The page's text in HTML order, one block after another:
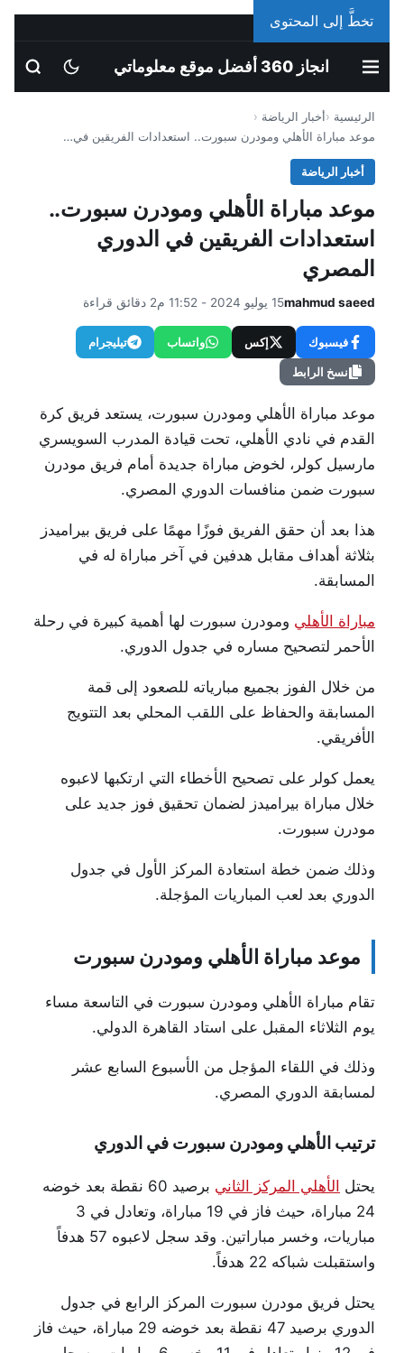
تخطَّ إلى المحتوى
الأحد، 9 أغسطس 2026
انجاز 360 أفضل موقع معلوماتي
الرئيسية
أخبار الرياضة
موعد مباراة الأهلي ومودرن سبورت.. استعدادات الفريقين في…
أخبار الرياضة
موعد مباراة الأهلي ومودرن سبورت..
استعدادات الفريقين في الدوري
المصري
mahmud saeed15 يوليو 2024 - 11:52 م 2 دقائق قراءة
فيسبوك إكس واتساب تيليجرام
نسخ الرابط
موعد مباراة الأهلي ومودرن سبورت، يستعد فريق كرة
القدم في نادي الأهلي، تحت قيادة المدرب السويسري
مارسيل كولر، لخوض مباراة جديدة أمام فريق مودرن
سبورت ضمن منافسات الدوري المصري.
هذا بعد أن حقق الفريق فوزًا مهمًا على فريق بيراميدز
بثلاثة أهداف مقابل هدفين في آخر مباراة له في
المسابقة.
مباراة الأهلي ومودرن سبورت لها أهمية كبيرة في رحلة
الأحمر لتصحيح مساره في جدول الدوري.
من خلال الفوز بجميع مبارياته للصعود إلى قمة
المسابقة والحفاظ على اللقب المحلي بعد التتويج
الأفريقي.
يعمل كولر على تصحيح الأخطاء التي ارتكبها لاعبوه
خلال مباراة بيراميدز لضمان تحقيق فوز جديد على
مودرن سبورت.
وذلك ضمن خطة استعادة المركز الأول في جدول
الدوري بعد لعب المباريات المؤجلة.
موعد مباراة الأهلي ومودرن سبورت
تقام مباراة الأهلي ومودرن سبورت في التاسعة مساء
يوم الثلاثاء المقبل على استاد القاهرة الدولي.
وذلك في اللقاء المؤجل من الأسبوع السابع عشر
لمسابقة الدوري المصري.
ترتيب الأهلي ومودرن سبورت في الدوري
يحتل الأهلي المركز الثاني
برصيد 60 نقطة بعد خوضه
24 مباراة، حيث فاز في 19 مباراة، وتعادل في 3
مباريات، وخسر مباراتين. وقد سجل لاعبوه 57 هدفاً
واستقبلت شباكه 22 هدفاً.
يحتل فريق مودرن سبورت المركز الرابع في جدول
الدوري برصيد 47 نقطة بعد خوضه 29 مباراة، حيث فاز